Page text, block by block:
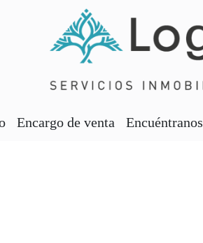
Encargo de venta Encuéntranos